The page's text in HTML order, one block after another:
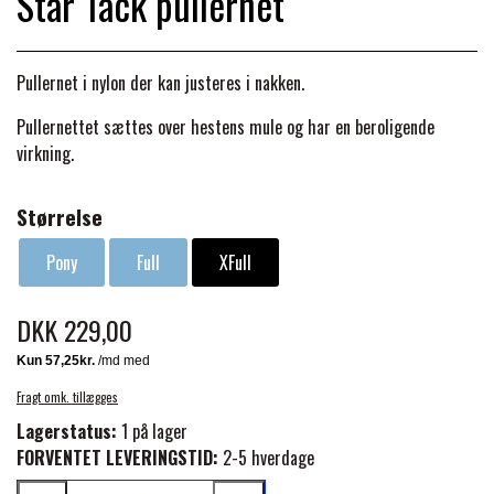
TERAPI PRODUKTER
STRØMPER
HUER & HALSTØRKLÆDER
BØRN & JUNIOR
INSEKTBESKYTTELSE
HESTEBOLCHER & TREATS
STALD & FOLD
TRAVDÆKKEN & TILBEHØR
TRAV KUSK
GALOP
PREMIER EQUINE LINERS & DÆKKEN
TILBEHØR
PREMIER EQUINE WALKER & RIDEDÆKKEN
PREMIER EQUINE INSEKTBESKYTTELSE
PREMIER EQUINE MAGNET & INFRARØD
PREMIER EQUINE GRIMER & TRÆKTOV
PREMIER EQUINE TRENSE & TILBEHØR
CARR & DAY & MARTIN
DELTACAST
FINNTACK
Pullernet i nylon der kan justeres i nakken.
Pullernettet sættes over hestens mule og har en beroligende
virkning.
Størrelse
Pony Full XFull
DKK 229,00
Fragt omk. tillægges
Lagerstatus: 1 på lager
FORVENTET LEVERINGSTID: 2-5 hverdage